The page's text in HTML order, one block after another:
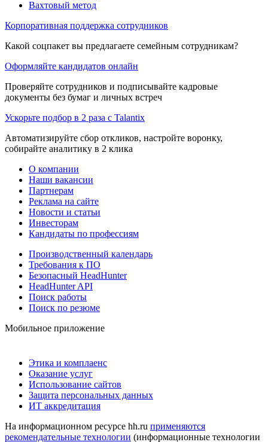
Вахтовый метод
Корпоративная поддержка сотрудников
Какой соцпакет вы предлагаете семейным сотрудникам?
Оформляйте кандидатов онлайн
Проверяйте сотрудников и подписывайте кадровые
документы без бумаг и личных встреч
Ускорьте подбор в 2 раза с Talantix
Автоматизируйте сбор откликов, настройте воронку,
собирайте аналитику в 2 клика
О компании
Наши вакансии
Партнерам
Реклама на сайте
Новости и статьи
Инвесторам
Кандидаты по профессиям
Производственный календарь
Требования к ПО
Безопасный HeadHunter
HeadHunter API
Поиск работы
Поиск по резюме
Мобильное приложение
Этика и комплаенс
Оказание услуг
Использование сайтов
Защита персональных данных
ИТ аккредитация
На информационном ресурсе hh.ru применяются
рекомендательные технологии (информационные технологии